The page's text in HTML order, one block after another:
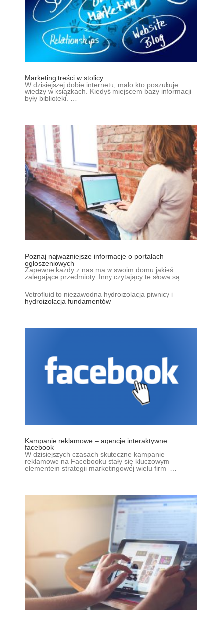
Marketing treści w stolicy
W dzisiejszej dobie internetu, mało kto poszukuje
wiedzy w książkach. Kiedyś miejscem bazy informacji
były biblioteki. …
Poznaj najważniejsze informacje o portalach
ogłoszeniowych
Zapewne każdy z nas ma w swoim domu jakieś
zalegające przedmioty. Inny czytający te słowa są …
Vetrofluid to niezawodna hydroizolacja piwnicy i
hydroizolacja fundamentów.
Kampanie reklamowe – agencje interaktywne
facebook
W dzisiejszych czasach skuteczne kampanie
reklamowe na Facebooku stały się kluczowym
elementem strategii marketingowej wielu firm. …